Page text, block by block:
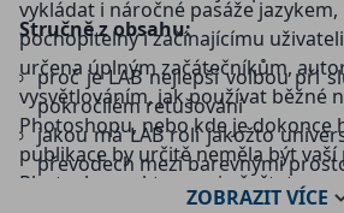
vykládat i náročné pasáže
pochopitelný i začínajícímu
určena úplným začátečníkům,
vysvětlováním, jak používat běžné
Photoshopu, nebo kde je dokonce
publikace by určitě neměla být
Photoshopu, kterou si přečtete.
Stručně z obsahu:
proč je LAB nejlepší volbou při
pokročilém retušování
jakou má LAB roli jakožto
převodech mezi barevnými
jak jednoduchými technikami
ZOBRAZITVÍCE